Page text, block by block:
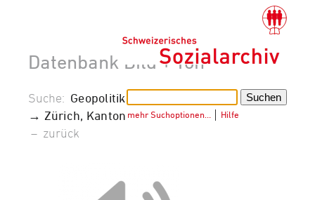
Datenbank Bild + Ton
mehr Suchoptionen… Hilfe
Suche: Geopolitik
→ Zürich, Kanton
– zurück